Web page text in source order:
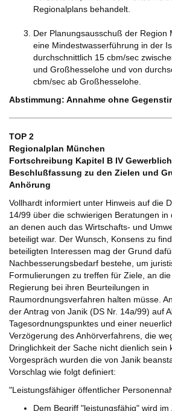
Regionalplans behandelt.
Der Planungsausschuß der Region
eine Mindestwasserführung in der
durchschnittlich 15 cbm/sec
und Großhesselohe und von
cbm/sec ab Großhesselohe.
Abstimmung: Annahme ohne
TOP 2
Regionalplan München
Fortschreibung Kapitel B IV
Beschlußfassung zu den Zielen und
Anhörung
Vollhardt informiert unter Hinweis auf die
14/99 über die schwierigen Beratungen in
an denen auch das Wirtschafts- und
beteiligt war. Der Wunsch, Konsens zu
beteiligten Interessen mag der Grund
Nachbesserungsbedarf bestehe, um
Formulierungen zu treffen für Ziele, an
Regierung bei ihren Beurteilungen in
Raumordnungsverfahren halten müsse.
der Antrag von Janik (DS Nr. 14a/99) auf
Tagesordnungspunktes und einer
Verzögerung des Anhörverfahrens, die
Dringlichkeit der Sache nicht dienlich sein
Vorgespräch wurden die von Janik
Vorschlag wie folgt definiert:
"Leistungsfähiger öffentlicher
Dem Begriff "leistungsfähig" wird